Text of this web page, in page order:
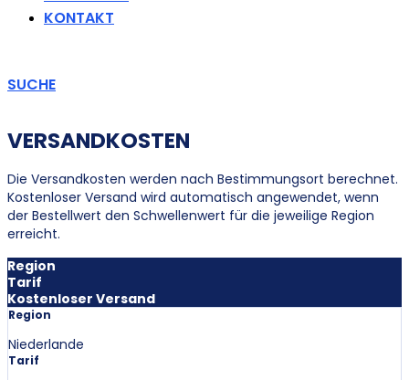
KONTAKT
SUCHE
VERSANDKOSTEN
Die Versandkosten werden nach Bestimmungsort berechnet.
Kostenloser Versand wird automatisch angewendet, wenn
der Bestellwert den Schwellenwert für die jeweilige Region
erreicht.
Region
Tarif
Kostenloser Versand
Region
Niederlande
Tarif